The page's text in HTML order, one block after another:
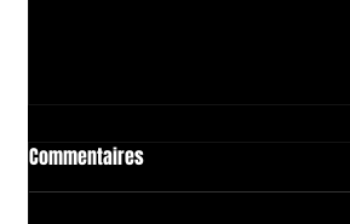
Commentaires